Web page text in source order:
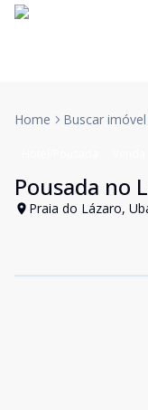
Home Buscar imóvel
Pousada no
Praia do Lázaro,